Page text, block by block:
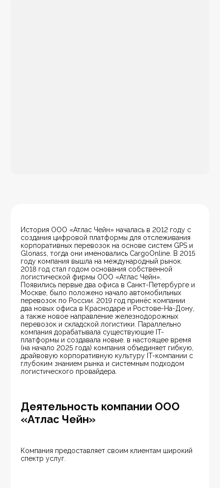
История ООО «Атлас Чейн» началась в 2012 году с
создания цифровой платформы для отслеживания
корпоративных перевозок на основе систем GPS и
Glonass, тогда они именовались CargoOnline. В 2015
году компания вышла на международный рынок.
2018 год стал годом основания собственной
логистической фирмы ООО «Атлас Чейн».
Появились первые два офиса в Санкт-Петербурге и
Москве, было положено начало автомобильных
перевозок по России. 2019 год принёс компании
два новых офиса в Краснодаре и Ростове-На-Дону,
а также новое направление железнодорожных
перевозок и складской логистики. Параллельно
компания дорабатывала существующие IT-
платформы и создавала новые. в настоящее время
(на начало 2025 года) компания объединяет гибкую,
драйвовую корпоративную культуру IT-компании с
глубоким знанием рынка и системным подходом
логистического провайдера.
Деятельность компании ООО
«Атлас Чейн»
Компания предоставляет своим клиентам широкий
спектр услуг.